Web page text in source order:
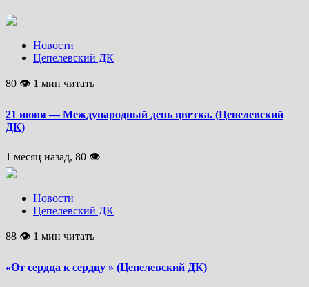
Новости
Цепелевский ДК
80 👁 1 мин читать
21 июня — Международный день цветка. (Цепелевский
ДК)
1 месяц назад, 80 👁
Новости
Цепелевский ДК
88 👁 1 мин читать
«От сердца к сердцу » (Цепелевский ДК)